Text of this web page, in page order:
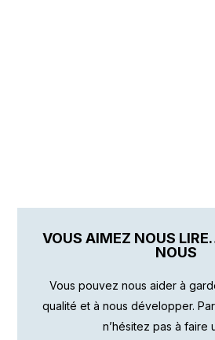
VOUS AIMEZ NOUS
NOUS
Vous pouvez nous aider à
qualité et à nous développer.
n’hésitez pas à faire